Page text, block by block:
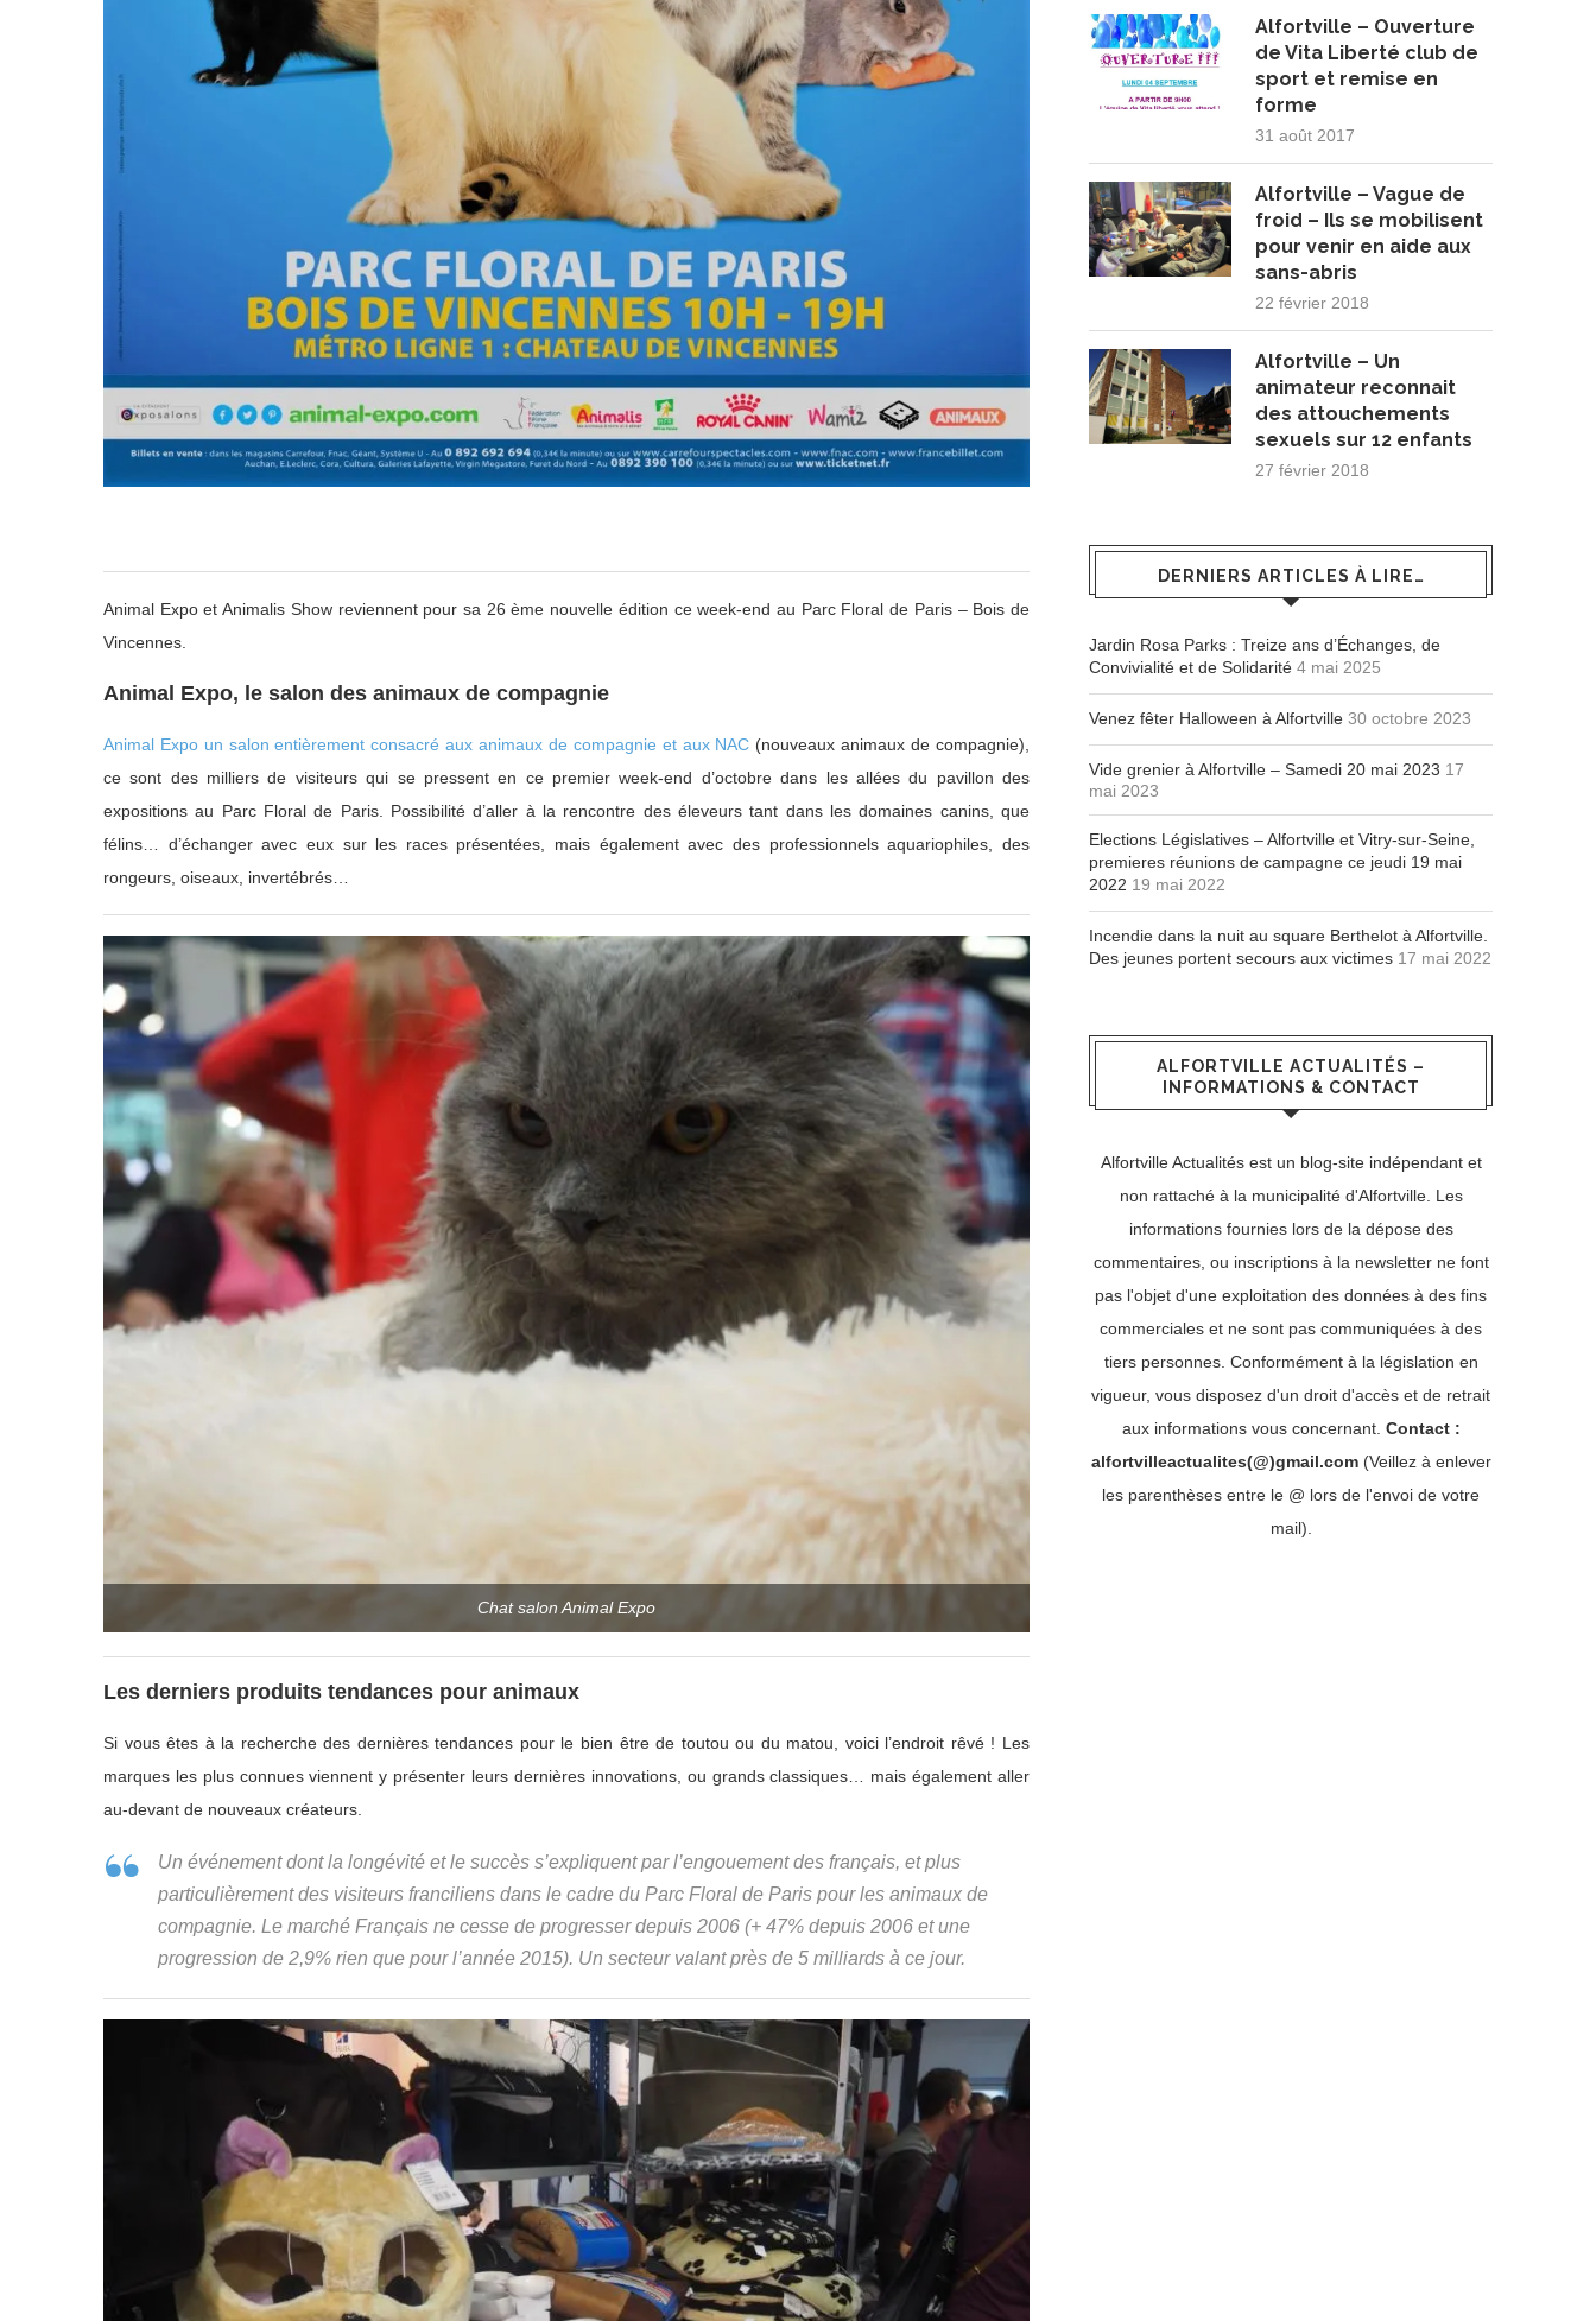
Animal Expo et Animalis Show reviennent pour sa 26 ème nouvelle édition ce week-end au Parc Floral de Paris – Bois de
Vincennes.
Animal Expo, le salon des animaux de compagnie
Animal Expo un salon entièrement consacré aux animaux de compagnie et aux NAC (nouveaux animaux de compagnie),
ce sont des milliers de visiteurs qui se pressent en ce premier week-end d’octobre dans les allées du pavillon des
expositions au Parc Floral de Paris. Possibilité d’aller à la rencontre des éleveurs tant dans les domaines canins, que
félins… d’échanger avec eux sur les races présentées, mais également avec des professionnels aquariophiles, des
rongeurs, oiseaux, invertébrés…
Chat salon Animal Expo
Les derniers produits tendances pour animaux
Si vous êtes à la recherche des dernières tendances pour le bien être de toutou ou du matou, voici l’endroit rêvé ! Les
marques les plus connues viennent y présenter leurs dernières innovations, ou grands classiques… mais également aller
au-devant de nouveaux créateurs.
Un événement dont la longévité et le succès s’expliquent par l’engouement des français, et plus
particulièrement des visiteurs franciliens dans le cadre du Parc Floral de Paris pour les animaux de
compagnie. Le marché Français ne cesse de progresser depuis 2006 (+ 47% depuis 2006 et une
progression de 2,9% rien que pour l’année 2015). Un secteur valant près de 5 milliards à ce jour.
Alfortville – Ouverture
de Vita Liberté club de
sport et remise en
forme
31 août 2017
Alfortville – Vague de
froid – Ils se mobilisent
pour venir en aide aux
sans-abris
22 février 2018
Alfortville – Un
animateur reconnait
des attouchements
sexuels sur 12 enfants
27 février 2018
DERNIERS ARTICLES À LIRE…
Jardin Rosa Parks : Treize ans d’Échanges, de
Convivialité et de Solidarité 4 mai 2025
Venez fêter Halloween à Alfortville 30 octobre 2023
Vide grenier à Alfortville – Samedi 20 mai 2023 17
mai 2023
Elections Législatives – Alfortville et Vitry-sur-Seine,
premieres réunions de campagne ce jeudi 19 mai
2022 19 mai 2022
Incendie dans la nuit au square Berthelot à Alfortville.
Des jeunes portent secours aux victimes 17 mai 2022
ALFORTVILLE ACTUALITÉS –
INFORMATIONS & CONTACT
Alfortville Actualités est un blog-site indépendant et
non rattaché à la municipalité d'Alfortville. Les
informations fournies lors de la dépose des
commentaires, ou inscriptions à la newsletter ne font
pas l'objet d'une exploitation des données à des fins
commerciales et ne sont pas communiquées à des
tiers personnes. Conformément à la législation en
vigueur, vous disposez d'un droit d'accès et de retrait
aux informations vous concernant. Contact :
alfortvilleactualites(@)gmail.com(Veillez à enlever
les parenthèses entre le @ lors de l'envoi de votre
mail).